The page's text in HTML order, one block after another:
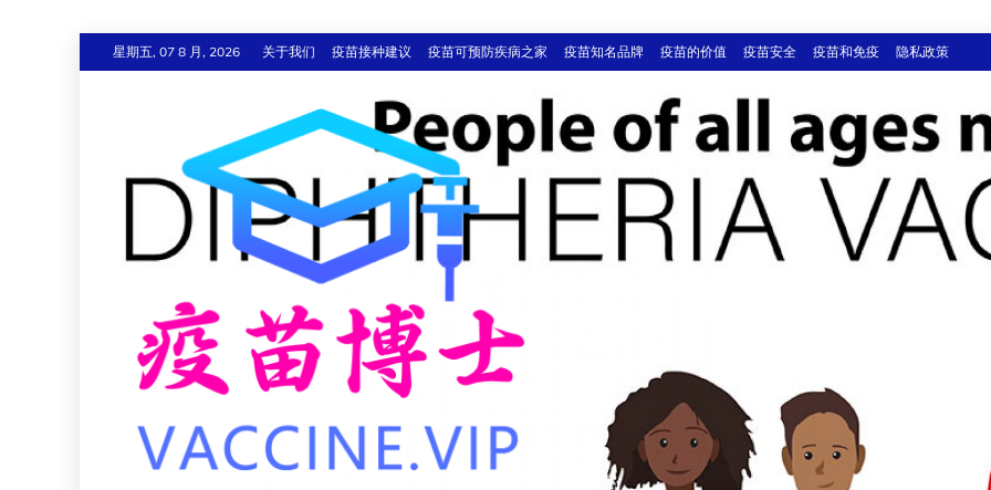
至
星期五, 07 8 月, 2026 关于我们 疫苗接种建议 疫苗可预防疾病之家 疫苗知名品牌 疫苗的价值 疫苗安全 疫苗和免疫 隐私政策